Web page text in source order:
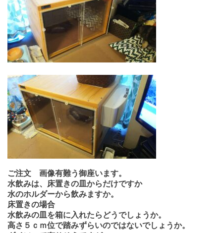
ご注文 画像有難う御座います。
水飲みは、床置きの皿からだけですか
水のホルダーから飲みますか。
床置きの場合
水飲みの皿を箱に入れたらどうでしょうか。
高さ５ｃｍ位で踏みずらいのではないでしょうか。